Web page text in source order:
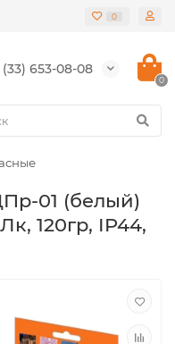
0
(33) 653-08-08
0
01 (белый)
120гр, IP44,